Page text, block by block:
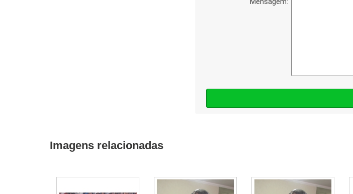
Mensagem:
Imagens relacionadas